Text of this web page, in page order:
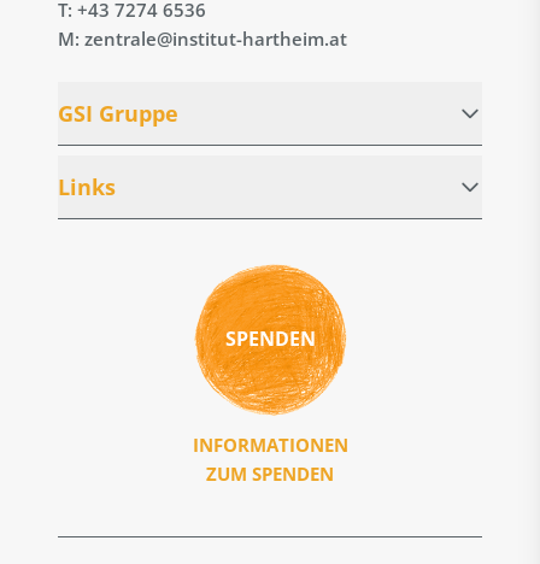
T: +43 7274 6536
M: zentrale@institut-hartheim.at
GSI Gruppe
Links
SPENDEN
INFORMATIONEN
ZUM SPENDEN